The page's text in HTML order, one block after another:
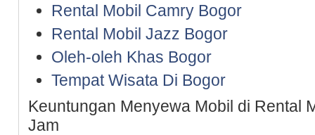
Rental Mobil Camry Bogor
Rental Mobil Jazz Bogor
Oleh-oleh Khas Bogor
Tempat Wisata Di Bogor
Keuntungan Menyewa Mobil di Rental
Jam